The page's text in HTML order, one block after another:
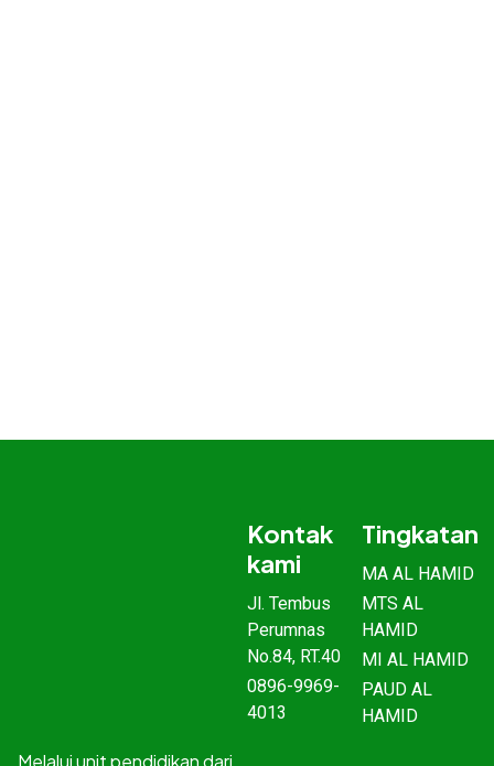
Melalui unit pendidikan dari
Kontak
kami
Jl. Tembus
Perumnas
No.84, RT.40
0896-9969-
4013
Tingkatan
MA AL HAMID
MTS AL
HAMID
MI AL HAMID
PAUD AL
HAMID